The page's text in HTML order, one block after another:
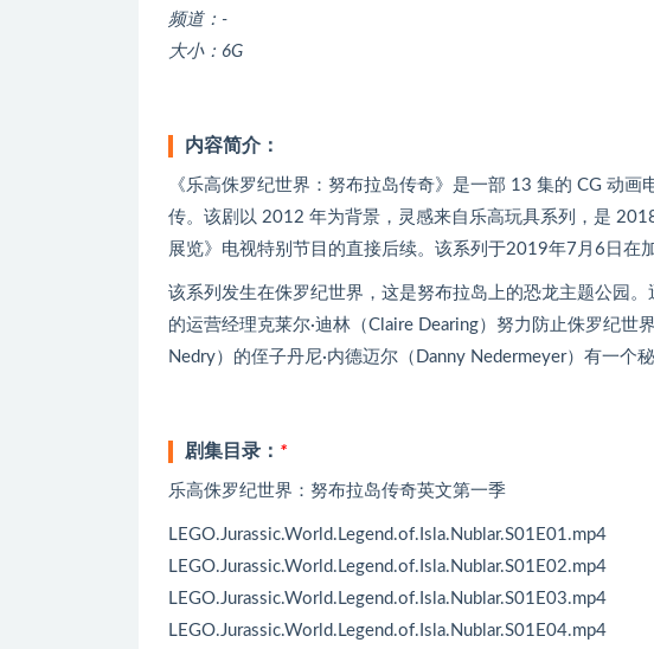
频道：-
大小：6G
内容简介：
《乐高侏罗纪世界：努布拉岛传奇》是一部 13 集的 CG 动
传。该剧以 2012 年为背景，灵感来自乐高玩具系列，是
展览》电视特别节目的直接后续。该系列于2019年7月6日在
该系列发生在侏罗纪世界，这是努布拉岛上的恐龙主题公园
的运营经理克莱尔·迪林（Claire Dearing）努力防止侏罗纪世
Nedry）的侄子丹尼·内德迈尔（Danny Nedermeyer）有一个
剧集目录： *
乐高侏罗纪世界：努布拉岛传奇英文第一季
LEGO.Jurassic.World.Legend.of.Isla.Nublar.S01E01.mp4
LEGO.Jurassic.World.Legend.of.Isla.Nublar.S01E02.mp4
LEGO.Jurassic.World.Legend.of.Isla.Nublar.S01E03.mp4
LEGO.Jurassic.World.Legend.of.Isla.Nublar.S01E04.mp4